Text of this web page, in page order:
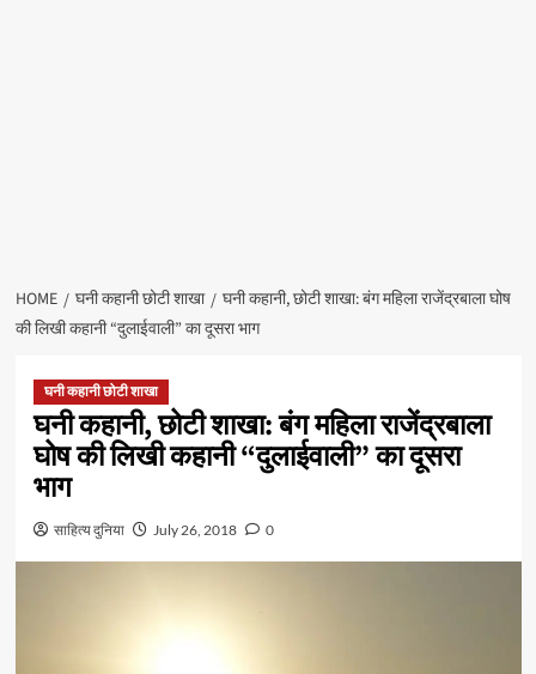
HOME घनी कहानी छोटी शाखा
घनी कहानी, छोटी शाखा: बंग महिला राजेंद्रबाला घोष
की लिखी कहानी “दुलाईवाली” का दूसरा भाग
घनी कहानी छोटी शाखा
घनी कहानी, छोटी शाखा: बंग महिला राजेंद्रबाला
घोष की लिखी कहानी “दुलाईवाली” का दूसरा
भाग
साहित्य दुनिया July 26, 2018 0